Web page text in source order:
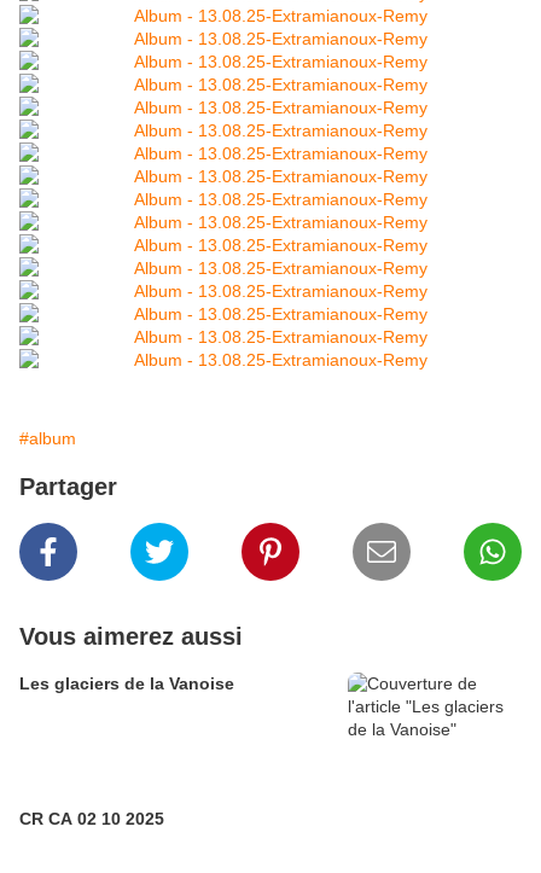
#album
Partager
Vous aimerez aussi
Les glaciers de la Vanoise
CR CA 02 10 2025